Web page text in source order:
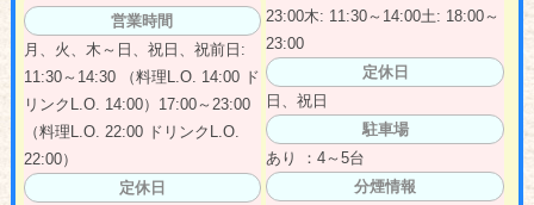
営業時間
月、火、木～日、祝日、祝前日:
11:30～14:30 （料理L.O. 14:00 ド
リンクL.O. 14:00）17:00～23:00
（料理L.O. 22:00 ドリンクL.O.
22:00）
定休日
23:00木: 11:30～14:00土: 18:00～
23:00
定休日
日、祝日
駐車場
あり ：4～5台
分煙情報